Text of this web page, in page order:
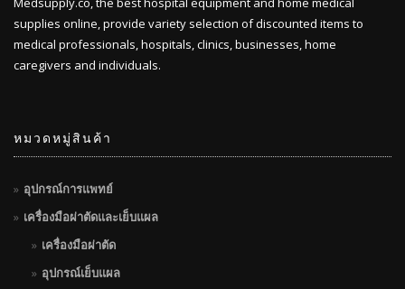
supplies online, provide variety selection of discounted items to
medical professionals, hospitals, clinics, businesses, home
caregivers and individuals.
หมวดหมู่สินค้า
อุปกรณ์การแพทย์
เครื่องมือผ่าตัดและเย็บแผล
เครื่องมือผ่าตัด
อุปกรณ์เย็บแผล